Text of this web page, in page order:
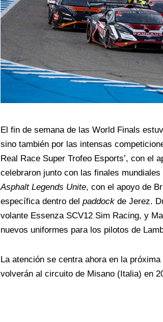
El fin de semana de las World Finals
sino también por las intensas
Real Race Super Trofeo Esports’, con el
celebraron junto con las finales
Asphalt Legends Unite, con el apoyo de
específica dentro del paddock de Jerez.
volante Essenza SCV12 Sim Racing, y
nuevos uniformes para los pilotos de
La atención se centra ahora en la
volverán al circuito de Misano (Italia) en